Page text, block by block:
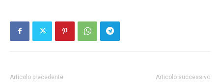
Articolo precedente Articolo successivo